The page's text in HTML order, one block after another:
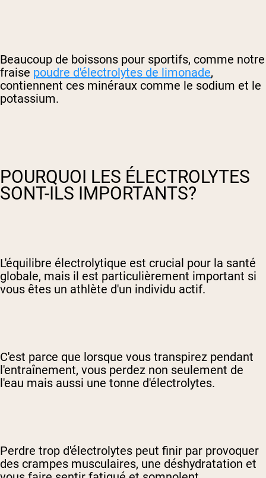
Beaucoup de boissons pour sportifs, comme notre
fraise poudre d'électrolytes de limonade,
contiennent ces minéraux comme le sodium et le
potassium.
POURQUOI LES ÉLECTROLYTES
SONT-ILS IMPORTANTS?
L'équilibre électrolytique est crucial pour la santé
globale, mais il est particulièrement important si
vous êtes un athlète d'un individu actif.
C'est parce que lorsque vous transpirez pendant
l'entraînement, vous perdez non seulement de
l'eau mais aussi une tonne d'électrolytes.
Perdre trop d'électrolytes peut finir par provoquer
des crampes musculaires, une déshydratation et